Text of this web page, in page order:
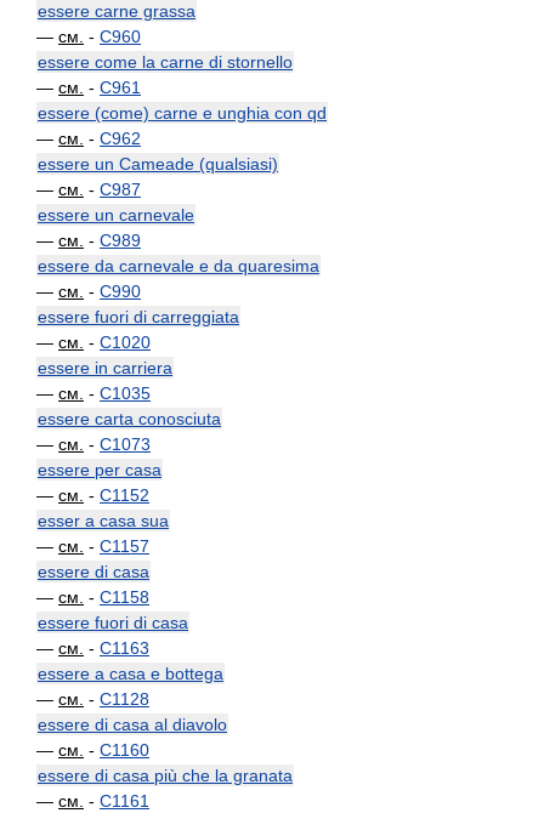
essere carne grassa
— см. - C960
essere come la carne di stornello
— см. - C961
essere (come) carne e unghia con qd
— см. - C962
essere un Cameade (qualsiasi)
— см. - C987
essere un carnevale
— см. - C989
essere da carnevale e da quaresima
— см. - C990
essere fuori di carreggiata
— см. - C1020
essere in carriera
— см. - C1035
essere carta conosciuta
— см. - C1073
essere per casa
— см. - C1152
esser a casa sua
— см. - C1157
essere di casa
— см. - C1158
essere fuori di casa
— см. - C1163
essere a casa e bottega
— см. - C1128
essere di casa al diavolo
— см. - C1160
essere di casa più che la granata
— см. - C1161